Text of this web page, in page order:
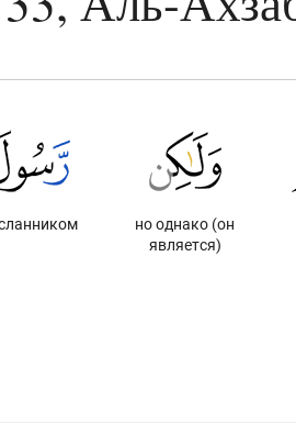
но однако (он
является)